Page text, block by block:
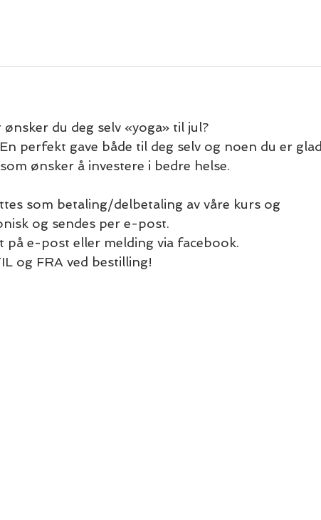
du deg selv «yoga» til jul?
perfekt gave både til deg selv og noen du er glad
ønsker å investere i bedre helse.
som betaling/delbetaling av våre kurs og
og sendes per e-post.
e-post eller melding via facebook.
og FRA ved bestilling!